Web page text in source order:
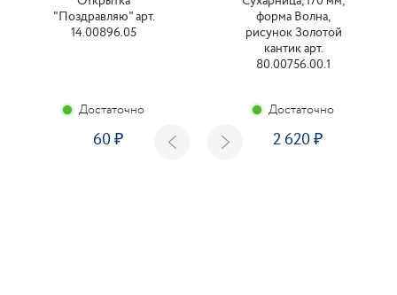
"Поздравляю" арт.
14.00896.05
Достаточно
60
форма Волна,
рисунок Золотой
кантик арт.
80.00756.00.1
Достаточно
2 620